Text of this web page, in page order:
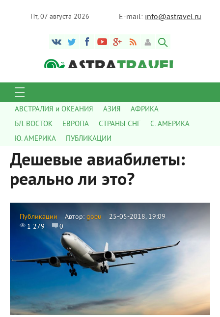
Пт, 07 августа 2026 E-mail: info@astravel.ru
АВСТРАЛИЯ и ОКЕАНИЯ АЗИЯ
АФРИКА
БЛ. ВОСТОК
ЕВРОПА СТРАНЫ СНГ
С. АМЕРИКА
Ю. АМЕРИКА
ПУБЛИКАЦИИ
Дешевые авиабилеты:
реально ли это?
Публикации Автор: goeu
25-05-2018, 19:09
1 279
0